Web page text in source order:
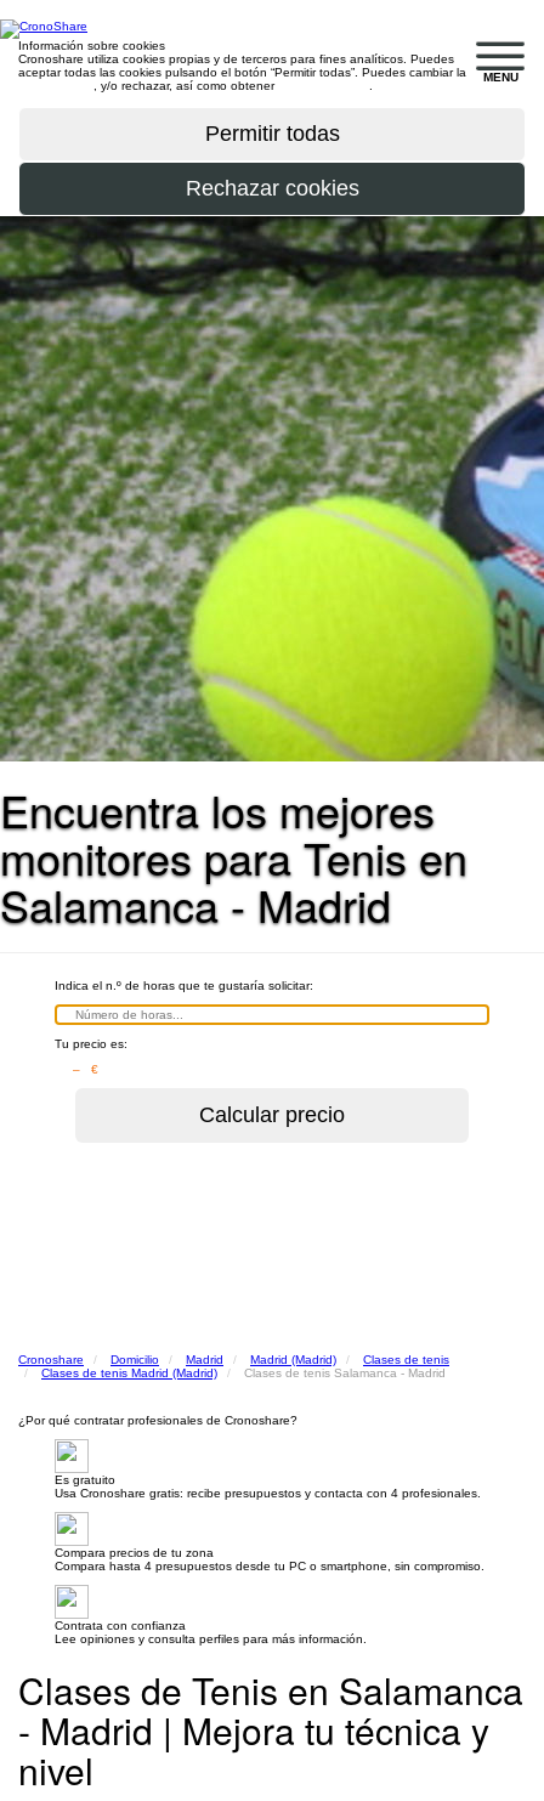
MENU
Información sobre cookies
Cronoshare utiliza cookies propias y de terceros para fines analíticos. Puedes
aceptar todas las cookies pulsando el botón “Permitir todas”. Puedes cambiar la
, y/o rechazar, así como obtener
Encuentra los mejores
monitores para Tenis en
Salamanca - Madrid
Indica el n.º de horas que te gustaría solicitar:
Tu precio es:
– €
Cronoshare Domicilio Madrid Madrid (Madrid)
Clases de tenis
Clases de tenis Madrid (Madrid)
Clases de tenis Salamanca - Madrid
¿Por qué contratar profesionales de Cronoshare?
Es gratuito
Usa Cronoshare gratis: recibe presupuestos y contacta con 4 profesionales.
Compara precios de tu zona
Compara hasta 4 presupuestos desde tu PC o smartphone, sin compromiso.
Contrata con confianza
Lee opiniones y consulta perfiles para más información.
Clases de Tenis en Salamanca
- Madrid | Mejora tu técnica y
nivel